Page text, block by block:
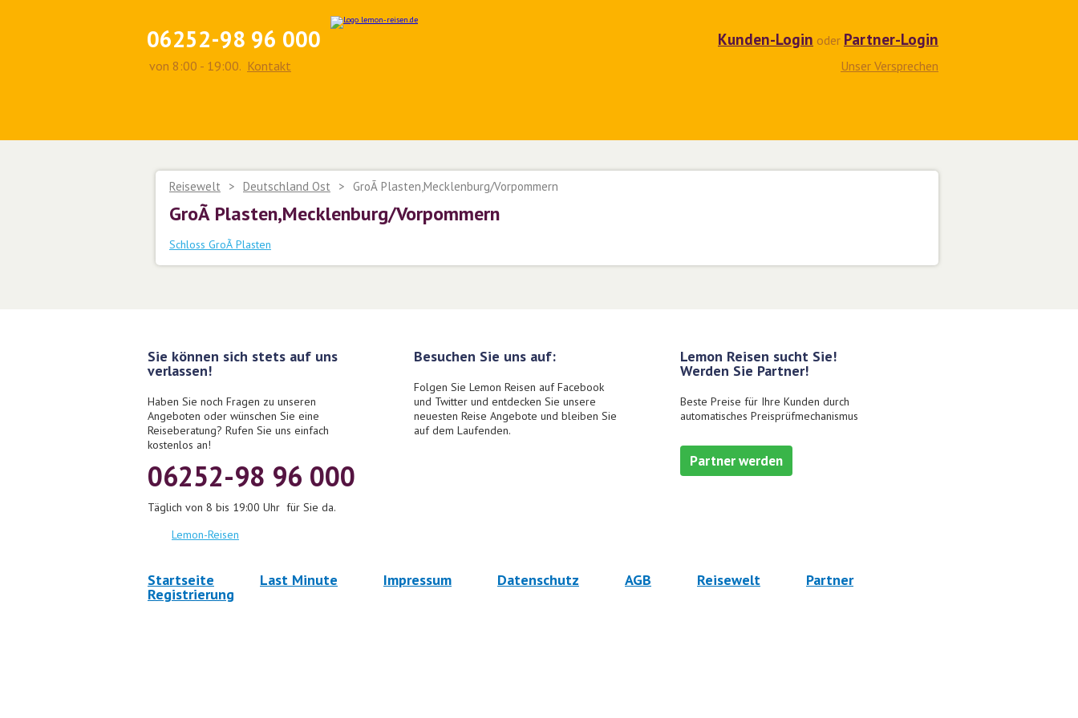
06252-98 96 000
von 8:00 - 19:00. Kontakt
Kunden-Login oder Partner-Login
Unser Versprechen
Reisewelt > Deutschland Ost > GroÃ Plasten,Mecklenburg/Vorpommern
GroÃ Plasten,Mecklenburg/Vorpommern
Schloss GroÃ Plasten
Sie können sich stets auf uns
verlassen!
Haben Sie noch Fragen zu unseren
Angeboten oder wünschen Sie eine
Reiseberatung? Rufen Sie uns einfach
kostenlos an!
06252-98 96 000
Täglich von 8 bis 19:00 Uhr für Sie da.
Lemon-Reisen
Besuchen Sie uns auf:
Folgen Sie Lemon Reisen auf Facebook
und Twitter und entdecken Sie unsere
neuesten Reise Angebote und bleiben Sie
auf dem Laufenden.
Lemon Reisen sucht Sie!
Werden Sie Partner!
Beste Preise für Ihre Kunden durch
automatisches Preisprüfmechanismus
Partner werden
Startseite Last Minute Impressum Datenschutz AGB Reisewelt Partner
Registrierung